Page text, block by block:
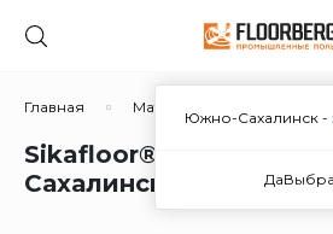
Главная Материалы
Sikafloor®-16 Pronto в
Сахалинске
Южно-Сахалинск -
Да